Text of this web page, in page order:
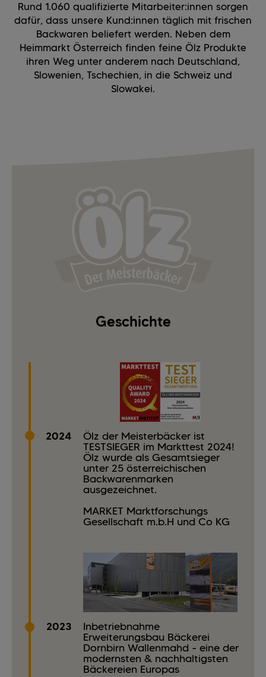
Rund 1.060 qualifizierte Mitarbeiter:innen sorgen
dafür, dass unsere Kund:innen täglich mit frischen
Backwaren beliefert werden. Neben dem
Heimmarkt Österreich finden feine Ölz Produkte
ihren Weg unter anderem nach Deutschland,
Slowenien, Tschechien, in die Schweiz und
Slowakei.
Geschichte
2024
Ölz der Meisterbäcker ist
TESTSIEGER im Markttest 2024!
Ölz wurde als Gesamtsieger
unter 25 österreichischen
Backwarenmarken
ausgezeichnet.
MARKET Marktforschungs
Gesellschaft m.b.H und Co KG
2023
Inbetriebnahme
Erweiterungsbau Bäckerei
Dornbirn Wallenmahd - eine der
modernsten & nachhaltigsten
Bäckereien Europas